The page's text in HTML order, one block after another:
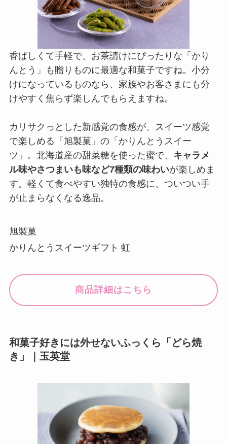
香ばしくて手軽で、お茶請けにぴったりな「かり
んとう」も贈りものに最適な和菓子ですね。小分
けになっているものなら、家族やお客さまにも分
けやすく焦らず楽しんでもらえますね。
カリサクっとした新感覚の食感が、スイーツ感覚
で楽しめる「旭製菓」の「かりんとうスイー
ツ」。北海道産の甜菜糖を使った蜜で、 キャラメ
ル味やさつまいも味など7種類の味わいが楽しめま
す。軽くて食べやすい独特の食感に、ついつい手
が止まらなくなる逸品。
旭製菓
かりんとうスイーツギフト 虹
商品詳細はこちら
和菓子好きには外せないふっくら「どら焼
き」｜玉英堂